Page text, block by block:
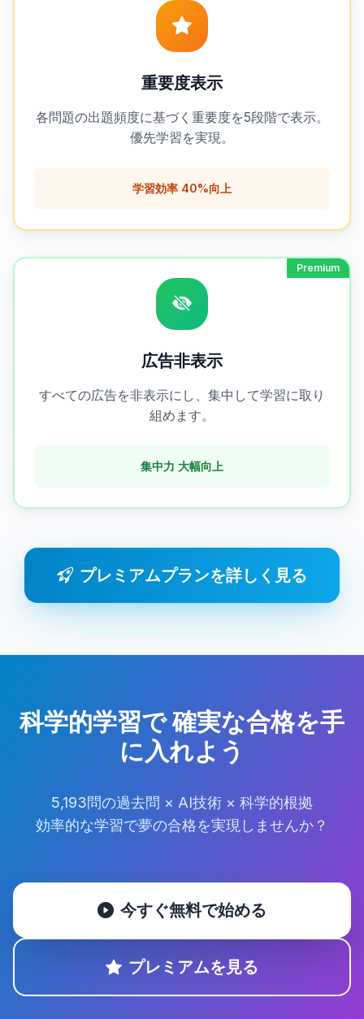
重要度表示
各問題の出題頻度に基づく重要度を5段階で表示。
優先学習を実現。
学習効率 40%向上
Premium
広告非表示
すべての広告を非表示にし、集中して学習に取り
組めます。
集中力 大幅向上
プレミアムプランを詳しく見る
科学的学習で確実な合格を手
に入れよう
5,193問の過去問 × AI技術 × 科学的根拠
効率的な学習で夢の合格を実現しませんか？
今すぐ無料で始める
プレミアムを見る